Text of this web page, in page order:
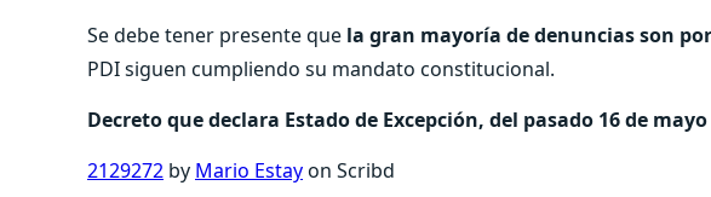
Se debe tener presente que la gran mayoría de denuncias son
PDI siguen cumpliendo su mandato constitucional.
Decreto que declara Estado de Excepción, del pasado 16 de mayo
2129272 by Mario Estayon Scribd